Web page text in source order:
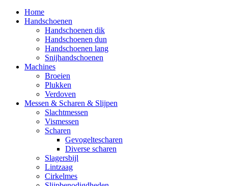
Home
Handschoenen
Handschoenen dik
Handschoenen dun
Handschoenen lang
Snijhandschoenen
Machines
Broeien
Plukken
Verdoven
Messen & Scharen & Slijpen
Slachtmessen
Vismessen
Scharen
Gevogeltescharen
Diverse scharen
Slagersbijl
Lintzaag
Cirkelmes